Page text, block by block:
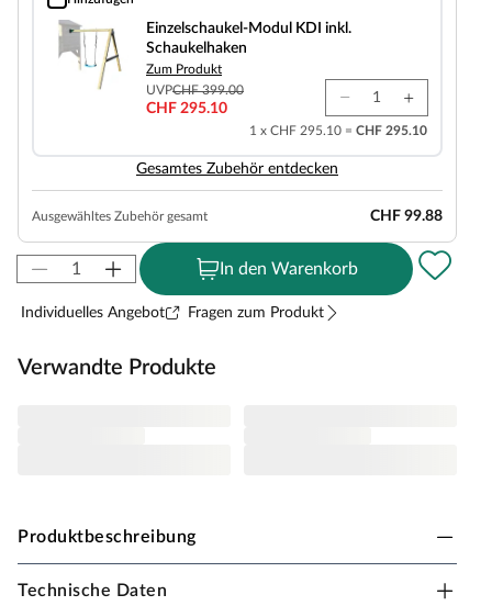
Einzelschaukel-Modul KDI inkl. Schaukelhaken
Einzelschaukel-Modul KDI inkl.
Schaukelhaken
Zum Produkt
UVPCHF 399.00
CHF 295.10
1 x CHF 295.10 = CHF 295.10
Gesamtes Zubehör entdecken
Ausgewähltes Zubehör gesamt CHF 99.88
In den Warenkorb
Individuelles Angebot Fragen zum Produkt
Verwandte Produkte
Produktbeschreibung
Prestige Garden Stelzenhaus Tree Hut mit
Technische Daten